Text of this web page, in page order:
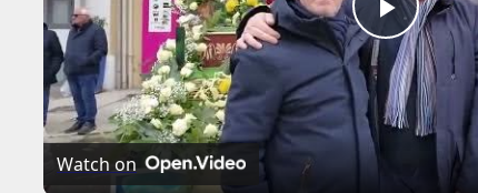
Play
Video
Watch on